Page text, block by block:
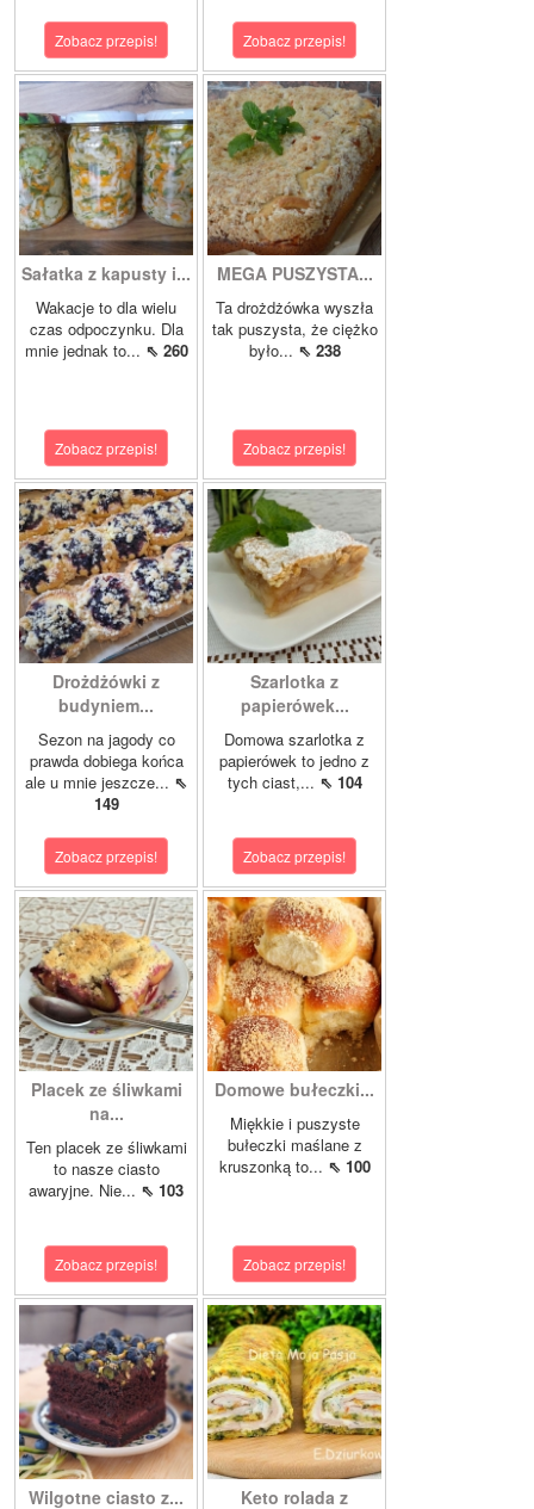
Zobacz przepis! Zobacz przepis!
Sałatka z kapusty i...
Wakacje to dla wielu
czas odpoczynku. Dla
mnie jednak to... ⇖ 260
Zobacz przepis!
MEGA PUSZYSTA...
Ta drożdżówka wyszła
tak puszysta, że ciężko
było... ⇖ 238
Zobacz przepis!
Drożdżówki z
budyniem...
Sezon na jagody co
prawda dobiega końca
ale u mnie jeszcze... ⇖
149
Zobacz przepis!
Szarlotka z
papierówek...
Domowa szarlotka z
papierówek to jedno z
tych ciast,... ⇖ 104
Zobacz przepis!
Placek ze śliwkami
na...
Ten placek ze śliwkami
to nasze ciasto
awaryjne. Nie... ⇖ 103
Zobacz przepis!
Domowe bułeczki...
Miękkie i puszyste
bułeczki maślane z
kruszonką to... ⇖ 100
Zobacz przepis!
Wilgotne ciasto z... Keto rolada z